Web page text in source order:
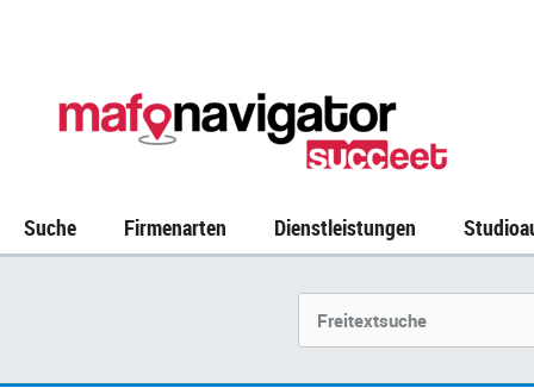
Suche Firmenarten Dienstleistungen